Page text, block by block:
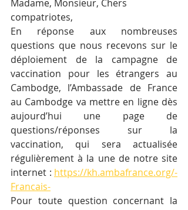
Madame, Monsieur, Chers
compatriotes,
En réponse aux nombreuses
questions que nous recevons sur le
déploiement de la campagne de
vaccination pour les étrangers au
Cambodge, l’Ambassade de France
au Cambodge va mettre en ligne dès
aujourd’hui une page de
questions/réponses sur la
vaccination, qui sera actualisée
régulièrement à la une de notre site
internet : https://kh.ambafrance.org/-
Francais-
Pour toute question concernant la